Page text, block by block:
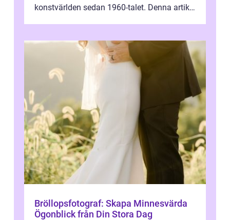
konstvärlden sedan 1960-talet. Denna artikel
Bröllopsfotograf: Skapa Minnesvärda
Ögonblick från Din Stora Dag